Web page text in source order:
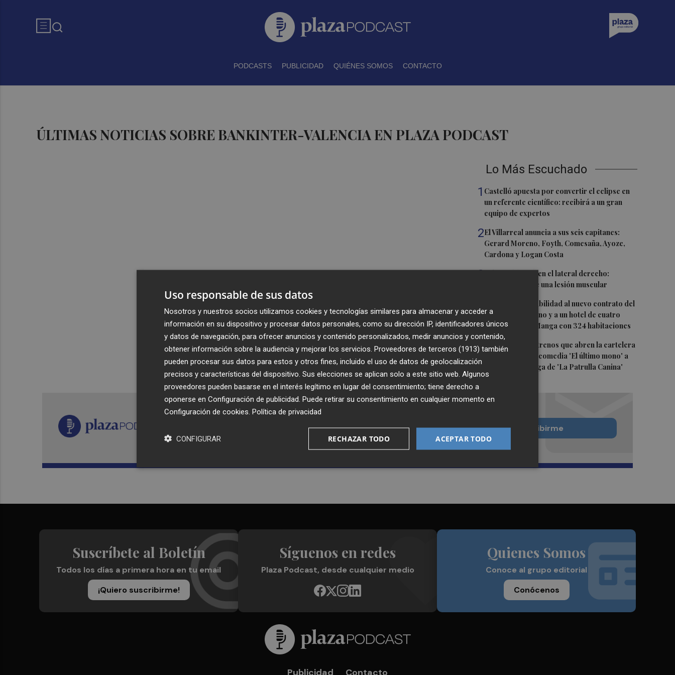
PODCASTS PUBLICIDAD QUIÉNES SOMOS CONTACTO
ÚLTIMAS NOTICIAS SOBRE BANKINTER-VALENCIA EN PLAZA PODCAST
Lo Más Escuchado
1 Castelló apuesta por convertir el eclipse en
un referente científico: recibirá a un gran
equipo de expertos
2El Villarreal anuncia a sus seis capitanes:
Gerard Moreno, Foyth, Comesaña, Ayoze,
Cardona y Logan Costa
3Más problemas en el lateral derecho:
Monferrer sufre una lesión muscular
San Javier da viabilidad al nuevo contrato del
transporte urbano y a un hotel de cuatro
estrellas en La Manga con 324 habitaciones
5 Estos son los estrenos que abren la cartelera
en agosto: de la comedia 'El último mono' a
una nueva entrega de 'La Patrulla Canina'
Recibe toda la actualidad de
Plaza Podcast en tu correo
Quiero suscribirme
Suscríbete al Boletín
Todos los días a primera hora en tu email
¡Quiero suscribirme!
Síguenos en redes
Plaza Podcast, desde cualquier medio
Quienes Somos
Conoce al grupo editorial
Conócenos
Publicidad Contacto
Uso responsable de sus datos
Nosotros y nuestros socios utilizamos cookies y tecnologías similares para almacenar y acceder a
información en su dispositivo y procesar datos personales, como su dirección IP, identificadores únicos
y datos de navegación, para ofrecer anuncios y contenido personalizados, medir anuncios y contenido,
obtener información sobre la audiencia y mejorar los servicios. Proveedores de terceros (1913) también
pueden procesar sus datos para estos y otros fines, incluido el uso de datos de geolocalización
precisos y características del dispositivo. Sus elecciones se aplican solo a este sitio web. Algunos
proveedores pueden basarse en el interés legítimo en lugar del consentimiento; tiene derecho a
oponerse en Configuración de publicidad . Puede retirar su consentimiento en cualquier momento en
Configuración de cookies Política de privacidad
ACEPTAR TODO
RECHAZAR TODO
CONFIGURAR